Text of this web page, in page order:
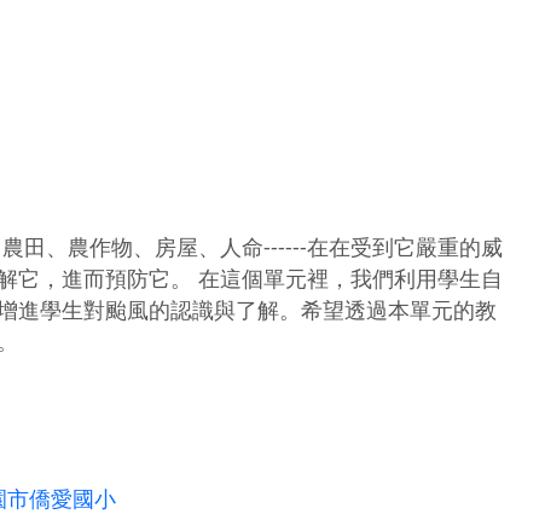
田、農作物、房屋、人命------在在受到它嚴重的威
，進而預防它。 在這個單元裡，我們利用學生自
進學生對颱風的認識與了解。希望透過本單元的教
僑愛國小